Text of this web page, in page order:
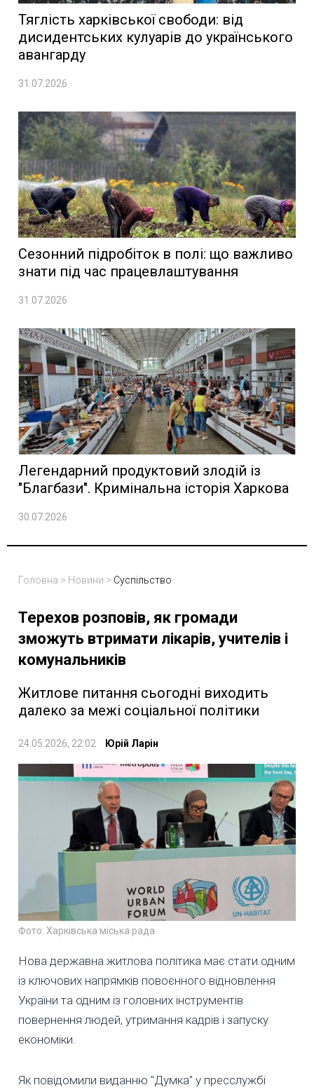
Тяглість харківської свободи: від
дисидентських кулуарів до українського
авангарду
31.07.2026
Сезонний підробіток в полі: що важливо
знати під час працевлаштування
31.07.2026
Легендарний продуктовий злодій із
"Благбази". Кримінальна історія Харкова
30.07.2026
Головна > Новини > Суспільство
Терехов розповів, як громади
зможуть втримати лікарів, учителів і
комунальників
Житлове питання сьогодні виходить
далеко за межі соціальної політики
24.05.2026, 22:02 Юрій Ларін
Фото: Харківська міська рада
Нова державна житлова політика має стати одним
із ключових напрямків повоєнного відновлення
України та одним із головних інструментів
повернення людей, утримання кадрів і запуску
економіки.
Як повідомили виданню "Думка" у пресслужбі